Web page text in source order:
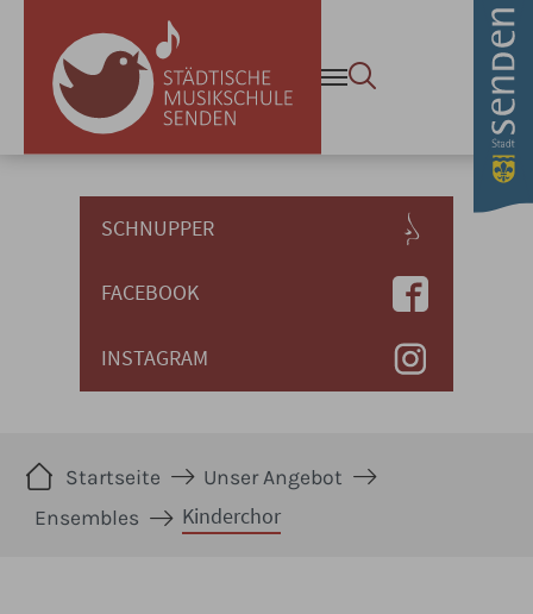
Kinderchor - Stadt Senden
Zum Hauptinhalt springen
SCHNUPPER
FACEBOOK
INSTAGRAM
Startseite
Unser Angebot
Ensembles
Kinderchor